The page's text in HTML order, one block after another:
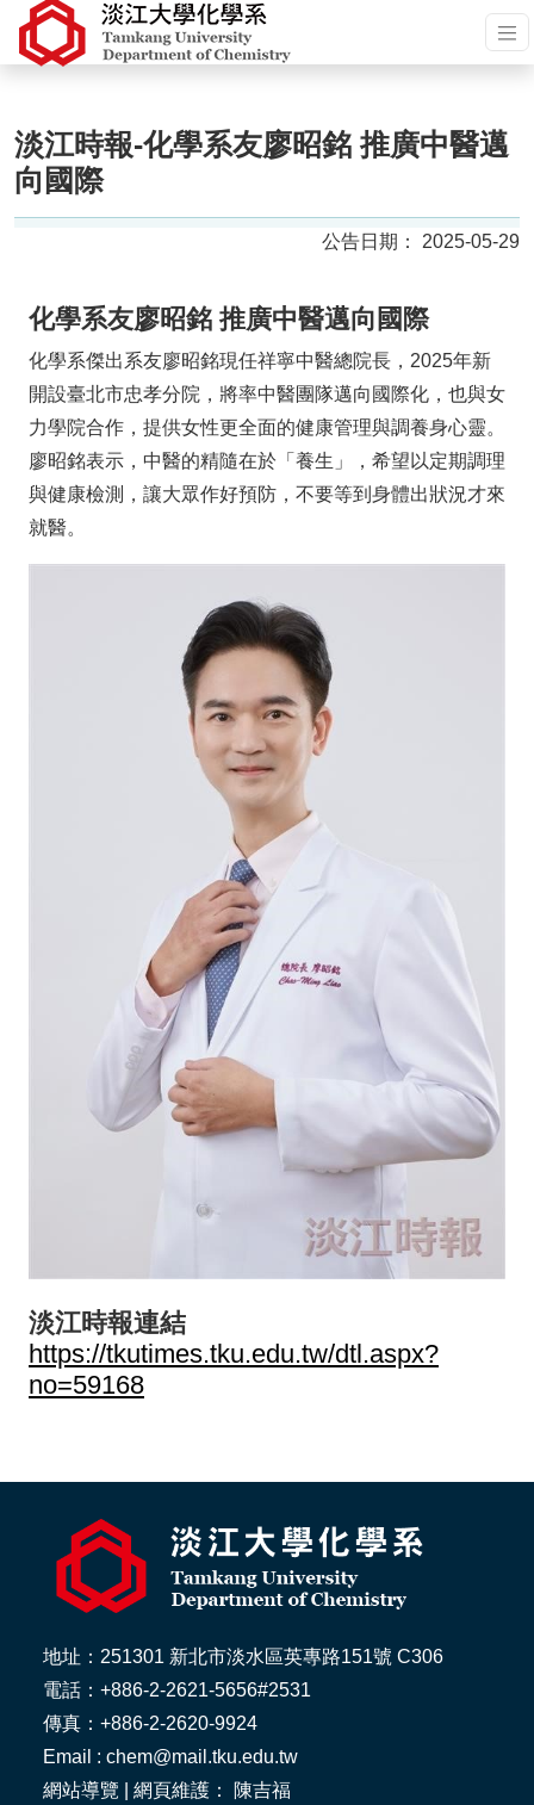
淡江時報-化學系友廖昭銘 推廣中醫邁
向國際
2025-05-29
化學系友廖昭銘 推廣中醫邁向國際
化學系傑出系友廖昭銘現任祥寧中醫總院長，2025年新
開設臺北市忠孝分院，將率中醫團隊邁向國際化，也與女
力學院合作，提供女性更全面的健康管理與調養身心靈。
廖昭銘表示，中醫的精隨在於「養生」，希望以定期調理
與健康檢測，讓大眾作好預防，不要等到身體出狀況才來
就醫。
淡江時報連結
https://tkutimes.tku.edu.tw/dtl.aspx?
no=59168
地址：251301 新北市淡水區英專路151號 C306
電話：+886-2-2621-5656#2531
傳真：+886-2-2620-9924
Email : chem@mail.tku.edu.tw
網站導覽 | 網頁維護： 陳吉福